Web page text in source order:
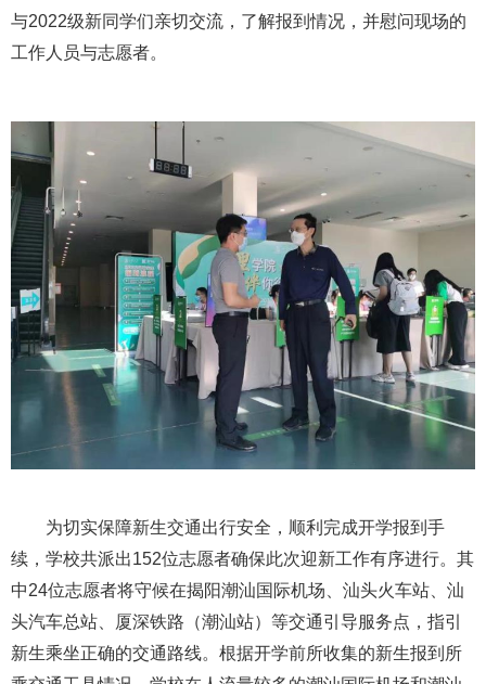
与2022级新同学们亲切交流，了解报到情况，并慰问现场的
工作人员与志愿者。
为切实保障新生交通出行安全，顺利完成开学报到手
续，学校共派出152位志愿者确保此次迎新工作有序进行。其
中24位志愿者将守候在揭阳潮汕国际机场、汕头火车站、汕
头汽车总站、厦深铁路（潮汕站）等交通引导服务点，指引
新生乘坐正确的交通路线。根据开学前所收集的新生报到所